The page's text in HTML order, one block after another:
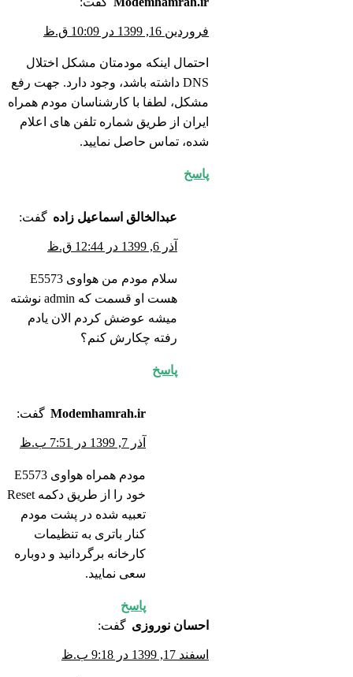
فروردین 16, 1399 در 10:09 ق.ظ
احتمال اینکه مودمتان مشکل اختلال
DNS داشته باشد، وجود دارد. جهت رفع
مشکل، لطفا با کارشناسان مودم همراه
ایران از طریق شماره تلفن های اعلام
شده، تماس حاصل نمایید.
پاسخ
عبدالخالق اسماعیل زاده گفت:
آذر 6, 1399 در 12:44 ق.ظ
سلام مودم من هواوی E5573
هست او قسمت که admin نوشته
میشه عوضش کردم الان یادم
رفته چکارش کنم؟
پاسخ
Modemhamrah.ir گفت:
آذر 7, 1399 در 7:51 ب.ظ
مودم همراه هواوی E5573
خود را از طریق دکمه Reset
تعبیه شده در پشت مودم
کنار باتری به تنظیمات
کارخانه برگردانید و دوباره
سعی نمایید.
پاسخ
احسان نوروزی گفت:
اسفند 17, 1399 در 9:18 ب.ظ